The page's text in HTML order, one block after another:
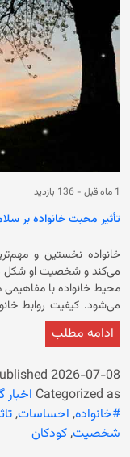
1 ماه قبل - 136 بازدید
تأثیر محبت خانواده بر
خانواده نخستین و
می‌کند و شخصیت او شکل
محیط خانواده با
می‌شود. کیفیت روابط
دارد. در میان عوامل
ویژه‌ای برخوردار است.
مشکلات زندگی را نیز
معنای نبود بیماری‌های
در آن فرد می‌تواند
بیاید، به‌طور مؤثر کار
ادامه مطلب
2026-07-08
Categorized as
#خانواده, احساسات,
شخصیت,کودکان